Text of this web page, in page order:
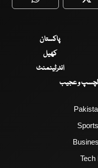
WhatsApp
پاکستان
کھیل
انٹرٹینمنٹ
و عجیب
Tech